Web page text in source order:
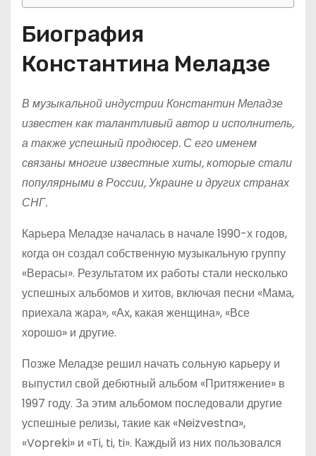
Биография
Константина Меладзе
В музыкальной индустрии Константин Меладзе
известен как талантливый автор и исполнитель,
а также успешный продюсер. С его именем
связаны многие известные хиты, которые стали
популярными в России, Украине и других странах
СНГ.
Карьера Меладзе началась в начале 1990-х годов,
когда он создал собственную музыкальную группу
«Верасы». Результатом их работы стали несколько
успешных альбомов и хитов, включая песни «Мама,
приехала жара», «Ах, какая женщина», «Все
хорошо» и другие.
Позже Меладзе решил начать сольную карьеру и
выпустил свой дебютный альбом «Притяжение» в
1997 году. За этим альбомом последовали другие
успешные релизы, такие как «Neizvestna»,
«Vopreki» и «Ti, ti, ti». Каждый из них пользовался